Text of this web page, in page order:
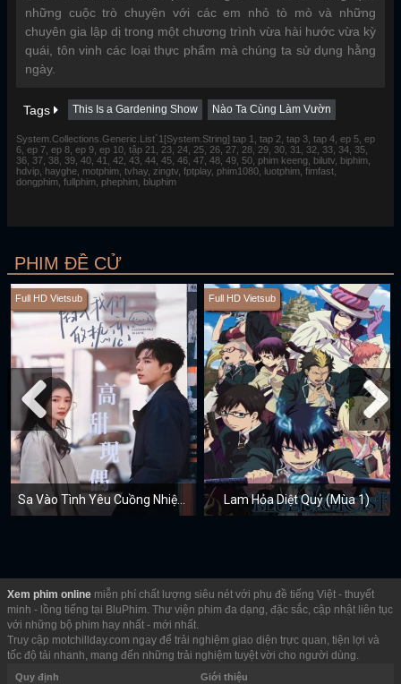
những cuộc trò chuyện với các em nhỏ tò mò và những
chuyên gia lập dị trong một chương trình vừa hài hước vừa kỳ
quái, tôn vinh các loại thực phẩm mà chúng ta sử dụng hằng
ngày.
Tags This Is a Gardening Show Nào Ta Cùng Làm Vườn
System.Collections.Generic.List`1[System.String] tap 1, tap 2, tap 3, tap 4, ep 5, ep
6, ep 7, ep 8, ep 9, ep 10, tập 21, 23, 24, 25, 26, 27, 28, 29, 30, 31, 32, 33, 34, 35,
36, 37, 38, 39, 40, 41, 42, 43, 44, 45, 46, 47, 48, 49, 50, phim keeng, bilutv, biphim,
hdvip, hayghe, motphim, tvhay, zingtv, fptplay, phim1080, luotphim, fimfast,
dongphim, fullphim, phephim, bluphim
PHIM ĐỀ CỬ
Full HD Vietsub Full HD Vietsub
Lam Hỏa Diệt Quỷ (Mùa 1)
Xem phim online miễn phí chất lượng siêu nét với phụ đề tiếng Việt - thuyết
minh - lồng tiếng tại BluPhim. Thư viện phim đa dạng, đặc sắc, cập nhật liên tục
với những bộ phim hay nhất - mới nhất.
Truy cập motchillday.com ngay để trải nghiệm giao diện trực quan, tiện lợi và
tốc độ tải nhanh, mang đến những trải nghiệm tuyệt vời cho người dùng.
Quy định Giới thiệu